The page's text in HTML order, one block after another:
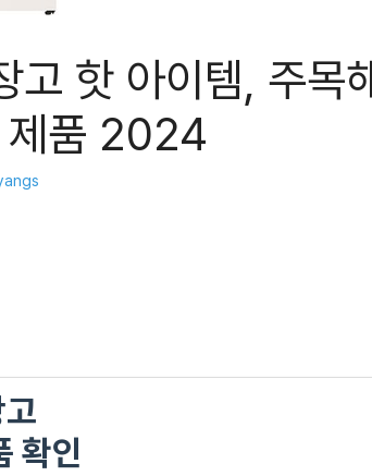
고 핫 아이템, 주목
제품 2024
확인